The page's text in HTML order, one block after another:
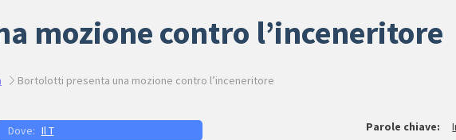
mozione contro l’inceneritore
Bortolotti presenta una mozione contro l’inceneritore
Il T